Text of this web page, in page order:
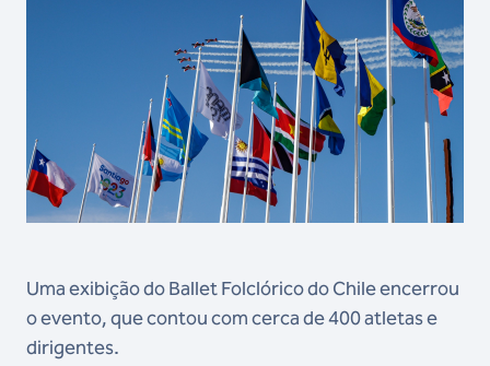
Uma exibição do Ballet Folclórico do Chile encerrou
o evento, que contou com cerca de 400 atletas e
dirigentes.